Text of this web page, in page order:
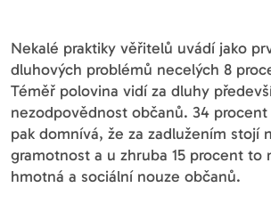
Nekalé praktiky věřitelů uvádí jako
dluhových problémů necelých 8
Téměř polovina vidí za dluhy
nezodpovědnost občanů. 34
pak domnívá, že za zadlužením stojí
gramotnost a u zhruba 15 procent to
hmotná a sociální nouze občanů.